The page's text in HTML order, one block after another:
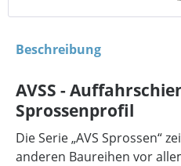
Beschreibung
AVSS -
Sprossenprofil
Die Serie „AVS Sprossen“
anderen Baureihen vor